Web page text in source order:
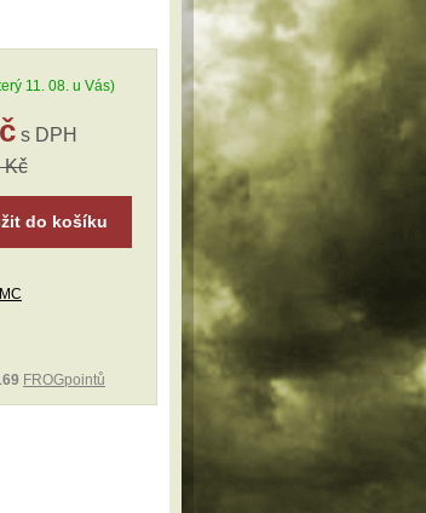
11. 08. u Vás)
s DPH
Kč
do košíku
FROGpointů